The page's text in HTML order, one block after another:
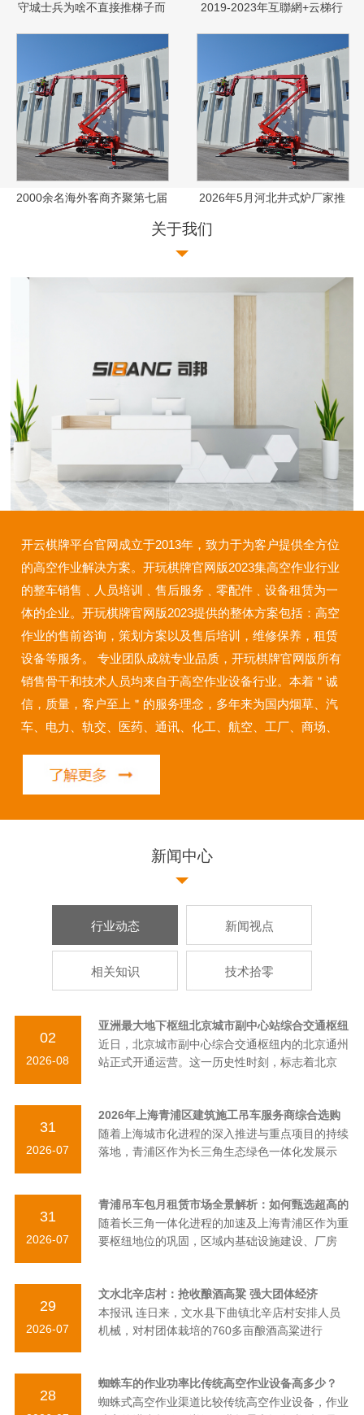
守城士兵为啥不直接推梯子而
2019-2023年互聯網+云梯行
2000余名海外客商齐聚第七届
2026年5月河北井式炉厂家推
关于我们
开云棋牌平台官网成立于2013年，致力于为客户提供全方位
的高空作业解决方案。开玩棋牌官网版2023集高空作业行业
的整车销售﹑人员培训﹑售后服务﹑零配件﹑设备租赁为一
体的企业。开玩棋牌官网版2023提供的整体方案包括：高空
作业的售前咨询，策划方案以及售后培训，维修保养，租赁
设备等服务。 专业团队成就专业品质，开玩棋牌官网版所有
销售骨干和技术人员均来自于高空作业设备行业。本着＂诚
信，质量，客户至上＂的服务理念，多年来为国内烟草、汽
车、电力、轨交、医药、通讯、化工、航空、工厂、商场、
效率。 开云...
新闻中心
行业动态 新闻视点
相关知识 技术拾零
02
2026-08
亚洲最大地下枢纽北京城市副中心站综合交通枢纽
工程正式开通运营
近日，北京城市副中心综合交通枢纽内的北京通州
站正式开通运营。这一历史性时刻，标志着北京
31
2026-07
2026年上海青浦区建筑施工吊车服务商综合选购
指南
随着上海城市化进程的深入推进与重点项目的持续
落地，青浦区作为长三角生态绿色一体化发展示
31
2026-07
青浦吊车包月租赁市场全景解析：如何甄选超高的
性价比的专业服务商？
随着长三角一体化进程的加速及上海青浦区作为重
要枢纽地位的巩固，区域内基础设施建设、厂房
29
2026-07
文水北辛店村：抢收酿酒高粱 强大团体经济
本报讯 连日来，文水县下曲镇北辛店村安排人员
机械，对村团体栽培的760多亩酿酒高粱进行
28
蜘蛛车的作业功率比传统高空作业设备高多少？
蜘蛛式高空作业渠道比较传统高空作业设备，作业